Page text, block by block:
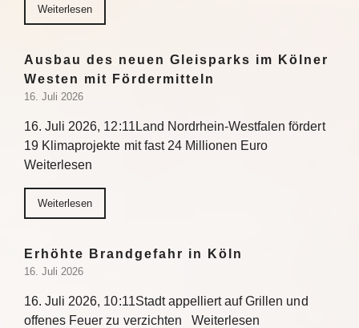
Weiterlesen
Ausbau des neuen Gleisparks im Kölner
Westen mit Fördermitteln
16. Juli 2026
16. Juli 2026, 12:11Land Nordrhein-Westfalen fördert
19 Klimaprojekte mit fast 24 Millionen Euro
Weiterlesen
Weiterlesen
Erhöhte Brandgefahr in Köln
16. Juli 2026
16. Juli 2026, 10:11Stadt appelliert auf Grillen und
offenes Feuer zu verzichten Weiterlesen